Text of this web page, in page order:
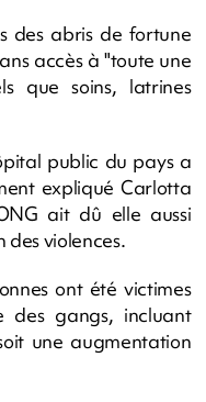
des abris de fortune
accès à "toute une
que soins, latrines
public du pays a
expliqué Carlotta
ait dû elle aussi
des violences.
ont été victimes
des gangs, incluant
une augmentation